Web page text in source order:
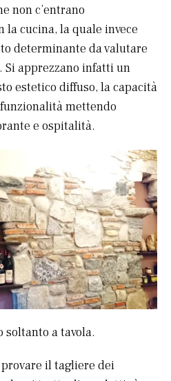
non c’entrano
la cucina, la quale invece
determinante da valutare
apprezzano infatti un
estetico diffuso, la capacità
mettendo
e ospitalità.
soltanto a tavola.
il tagliere dei